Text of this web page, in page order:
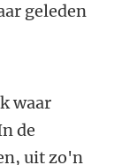
geleden
waar
de
uit zo'n